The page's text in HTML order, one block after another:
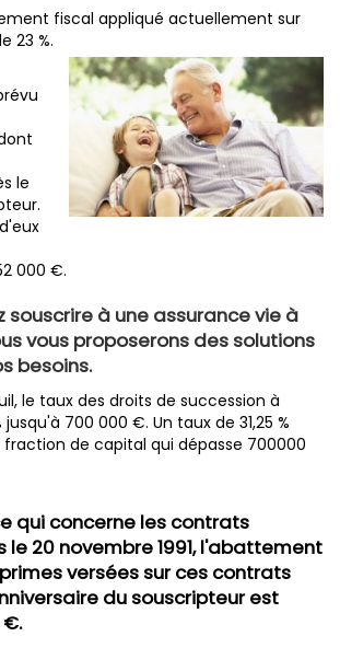
fiscal appliqué actuellement sur
23 %.
le
000 €.
souscrire à une assurance vie à
vous proposerons des solutions
besoins.
le taux des droits de succession à
700 000 €. Un taux de 31,25 %
fraction de capital qui dépasse 700000
qui concerne les contrats
le 20 novembre 1991, l'abattement
versées sur ces contrats
du souscripteur est